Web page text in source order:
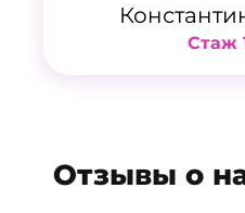
Стаж
Отзывы о